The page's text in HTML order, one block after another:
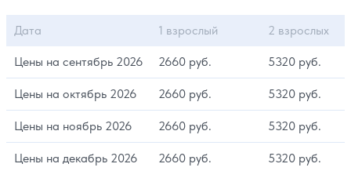
Дата 1 взрослый 2 взрослых
Цены на сентябрь 2026 2660 руб. 5320 руб.
Цены на октябрь 2026 2660 руб. 5320 руб.
Цены на ноябрь 2026 2660 руб. 5320 руб.
Цены на декабрь 2026 2660 руб. 5320 руб.